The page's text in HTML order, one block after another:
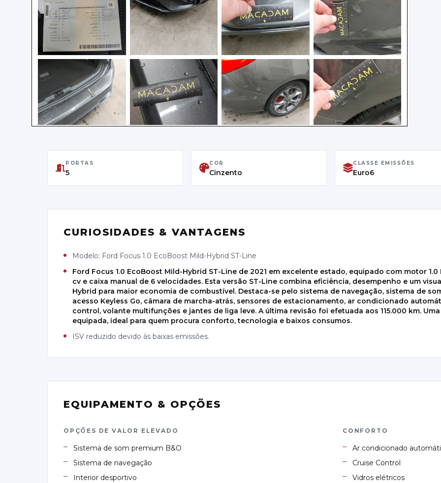
PORTAS
5
COR
Cinzento
CLASSE EMISSÕES
Euro6
CURIOSIDADES & VANTAGENS
Modelo: Ford Focus 1.0 EcoBoost Mild-Hybrid ST-Line
Ford Focus 1.0 EcoBoost Mild-Hybrid ST-Line de 2021 em excelente estado, equipado com motor
cv e caixa manual de 6 velocidades. Esta versão ST-Line combina eficiência, desempenho e um
Hybrid para maior economia de combustível. Destaca-se pelo sistema de navegação, sistema de
acesso Keyless Go, câmara de marcha-atrás, sensores de estacionamento, ar condicionado
control, volante multifunções e jantes de liga leve. A última revisão foi efetuada aos 115.000 km.
equipada, ideal para quem procura conforto, tecnologia e baixos consumos.
ISV reduzido devido às baixas emissões.
EQUIPAMENTO & OPÇÕES
OPÇÕES DE VALOR ELEVADO
Sistema de som premium B&O
Sistema de navegação
Interior desportivo
CONFORTO
Ar condicionado
Cruise Control
Vidros elétricos